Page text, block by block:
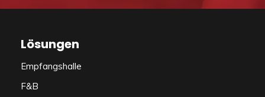
Lösungen
Empfangshalle
F&B